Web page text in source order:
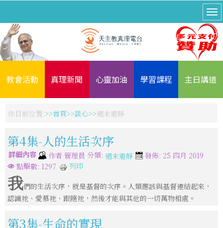
教會活動 真理新聞 心靈加油 學習課程 主日講道
你目前位置: 首頁 談心 週末避靜
第4集-人的生活次序
詳細內容 作者 管理員 分類: 週末避靜
發佈: 25 四月 2019
點擊數: 1297
列印
我們的生活次序，就是基督的次序。人類應該與基督連結起來，
認識祂、愛慕祂、跟隨祂，然後才能與其他的一切萬物相處。
第3集-生命的實現